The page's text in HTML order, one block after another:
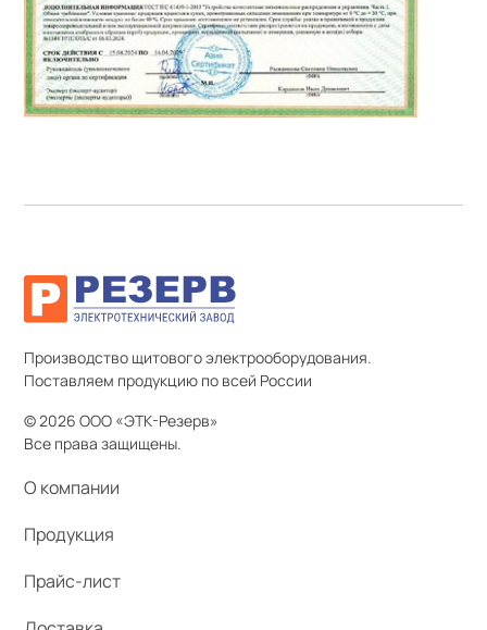
Производство щитового электрооборудования.
Поставляем продукцию по всей России
© 2026 ООО «ЭТК-Резерв»
Все права защищены.
О компании
Продукция
Прайс-лист